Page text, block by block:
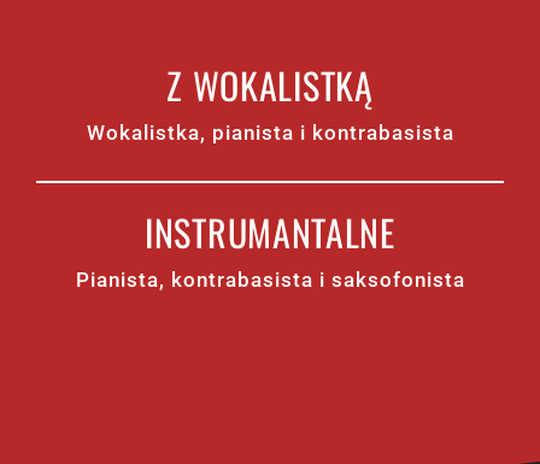
Z WOKALISTKĄ
Wokalistka, pianista i kontrabasista
INSTRUMANTALNE
Pianista, kontrabasista i saksofonista